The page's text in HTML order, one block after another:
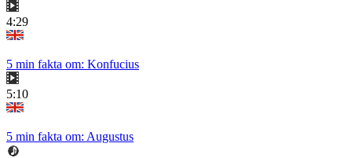
4:29
5 min fakta om: Konfucius
5:10
5 min fakta om: Augustus